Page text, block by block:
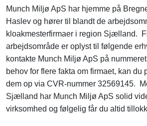
Munch Miljø ApS har hjemme på
Haslev og hører til blandt de
kloakmesterfirmaer i region Sjælland.
arbejdsområde er oplyst til følgende
kontakte Munch Miljø ApS på
behov for flere fakta om firmaet, kan du
dem op via CVR-nummer 32569145.
Sjælland har Munch Miljø ApS solid
virksomhed og følgelig får du altid